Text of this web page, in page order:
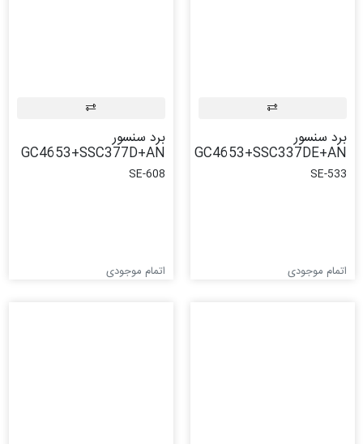
برد سنسور
GC4653+SSC337DE+AN
SE-533
اتمام موجودی
برد سنسور
GC4653+SSC377D+AN
SE-608
اتمام موجودی